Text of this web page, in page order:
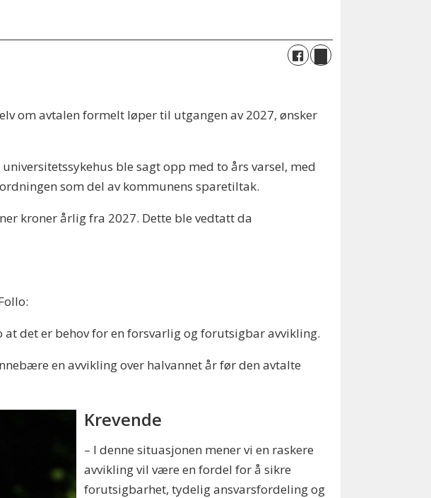
om avtalen formelt løper til utgangen av 2027, ønsker
ble sagt opp med to års varsel, med
som del av kommunens sparetiltak.
kroner årlig fra 2027. Dette ble vedtatt da
at det er behov for en forsvarlig og forutsigbar avvikling.
en avvikling over halvannet år før den avtalte
Krevende
– I denne situasjonen mener vi en raskere
avvikling vil være en fordel for å sikre
forutsigbarhet, tydelig ansvarsfordeling og